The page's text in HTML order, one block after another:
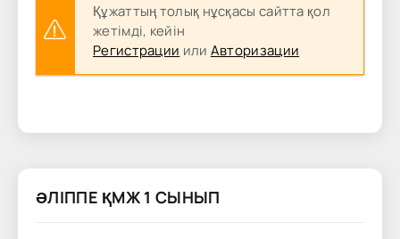
Құжаттың толық нұсқасы сайтта қол
жетімді, кейін
Регистрации или Авторизации
ӘЛІППЕ ҚМЖ 1 СЫНЫП